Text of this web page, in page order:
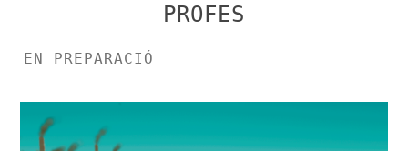
PROFES
EN PREPARACIÓ